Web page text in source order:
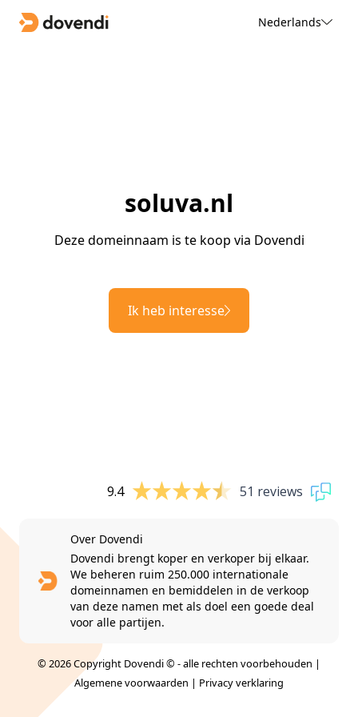
Nederlands
soluva.nl
Deze domeinnaam is te koop via Dovendi
Ik heb interesse
9.4 51 reviews
Over Dovendi
Dovendi brengt koper en verkoper bij elkaar.
We beheren ruim 250.000 internationale
domeinnamen en bemiddelen in de verkoop
van deze namen met als doel een goede deal
voor alle partijen.
© 2026 Copyright Dovendi © - alle rechten voorbehouden |
Algemene voorwaarden | Privacy verklaring